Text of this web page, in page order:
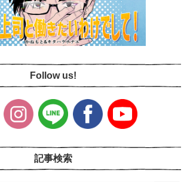
Follow us!
記事検索